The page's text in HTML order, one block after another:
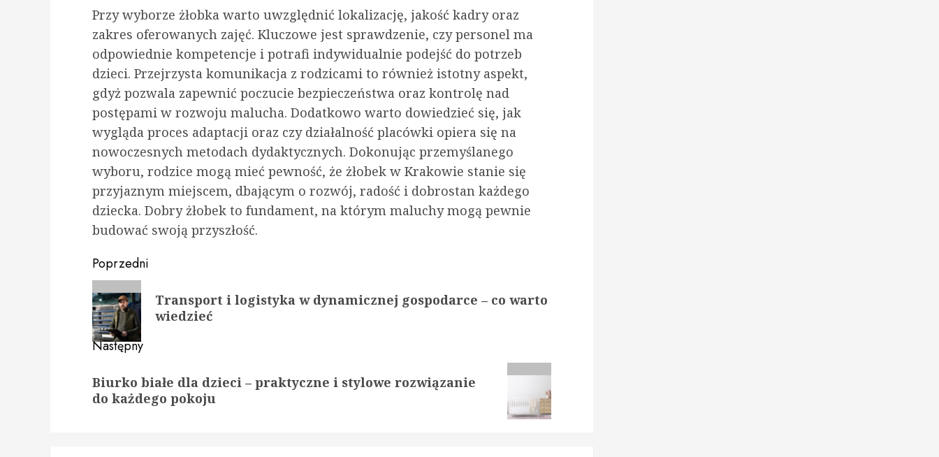
Przy wyborze żłobka warto uwzględnić lokalizację, jakość kadry oraz
zakres oferowanych zajęć. Kluczowe jest sprawdzenie, czy personel ma
odpowiednie kompetencje i potrafi indywidualnie podejść do potrzeb
dzieci. Przejrzysta komunikacja z rodzicami to również istotny aspekt,
gdyż pozwala zapewnić poczucie bezpieczeństwa oraz kontrolę nad
postępami w rozwoju malucha. Dodatkowo warto dowiedzieć się, jak
wygląda proces adaptacji oraz czy działalność placówki opiera się na
nowoczesnych metodach dydaktycznych. Dokonując przemyślanego
wyboru, rodzice mogą mieć pewność, że żłobek w Krakowie stanie się
przyjaznym miejscem, dbającym o rozwój, radość i dobrostan każdego
dziecka. Dobry żłobek to fundament, na którym maluchy mogą pewnie
budować swoją przyszłość.
Zobacz
wpisy
Poprzedni
Poprzedni
wpis:
Transport i logistyka w dynamicznej gospodarce – co warto
wiedzieć
Następny
wpis:
Biurko białe dla dzieci – praktyczne i stylowe rozwiązanie
do każdego pokoju